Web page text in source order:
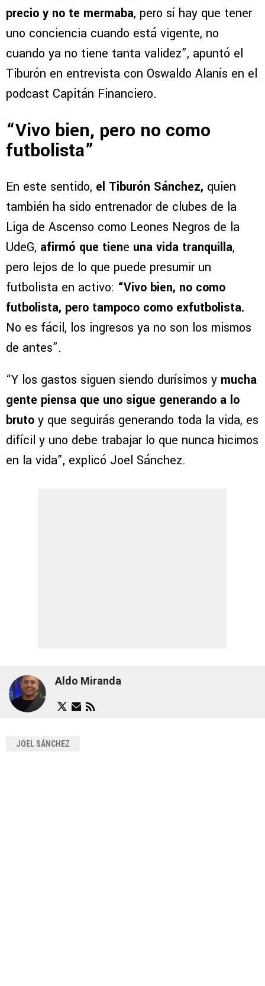
precio y no te mermaba, pero sí hay que tener
uno conciencia cuando está vigente, no
cuando ya no tiene tanta validez”, apuntó el
Tiburón en entrevista con Oswaldo Alanís en el
podcast Capitán Financiero.
“Vivo bien, pero no como
futbolista”
En este sentido, el Tiburón Sánchez, quien
también ha sido entrenador de clubes de la
Liga de Ascenso como Leones Negros de la
UdeG, afirmó que tiene una vida tranquilla,
pero lejos de lo que puede presumir un
futbolista en activo: “Vivo bien, no como
futbolista, pero tampoco como exfutbolista.
No es fácil, los ingresos ya no son los mismos
de antes”.
“Y los gastos siguen siendo durísimos y mucha
gente piensa que uno sigue generando a lo
bruto y que seguirás generando toda la vida, es
difícil y uno debe trabajar lo que nunca hicimos
en la vida”, explicó Joel Sánchez.
Aldo Miranda
JOEL SÁNCHEZ